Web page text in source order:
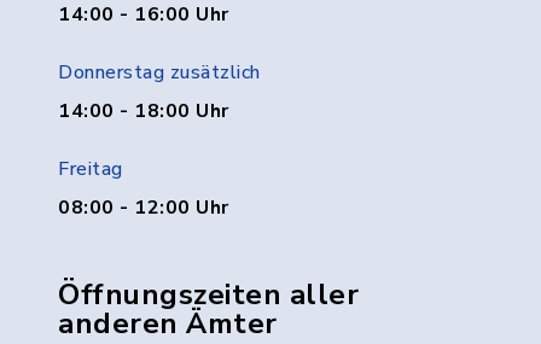
14:00 - 16:00 Uhr
Donnerstag zusätzlich
14:00 - 18:00 Uhr
Freitag
08:00 - 12:00 Uhr
Öffnungszeiten aller
anderen Ämter